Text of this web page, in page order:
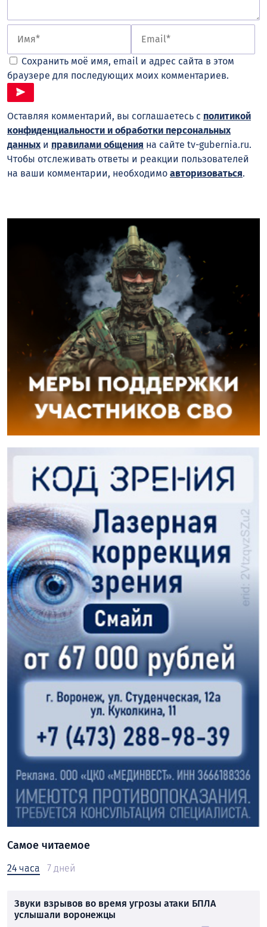
Сохранить моё имя, email и адрес сайта в этом
браузере для последующих моих комментариев.
Оставляя комментарий, вы соглашаетесь с политикой
конфиденциальности и обработки персональных
данныхи правилами общения на сайте tv-gubernia.ru.
Чтобы отслеживать ответы и реакции пользователей
на ваши комментарии, необходимо авторизоваться.
Самое читаемое
24 часа 7 дней
Звуки взрывов во время угрозы атаки БПЛА
услышали воронежцы